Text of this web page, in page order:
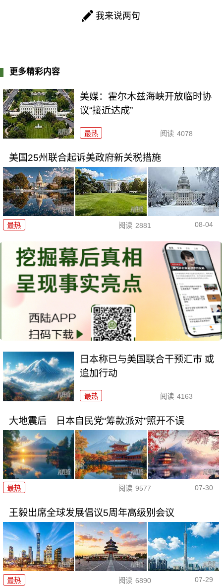
我来说两句
更多精彩内容
美媒：霍尔木兹海峡开放临时协
议“接近达成”
最热 阅读 4078
美国25州联合起诉美政府新关税措施
最热 阅读 2881 08-04
日本称已与美国联合干预汇市 或
追加行动
最热 阅读 4163
大地震后 日本自民党“筹款派对”照开不误
最热 阅读 9577 07-30
王毅出席全球发展倡议5周年高级别会议
最热 阅读 6890 07-29